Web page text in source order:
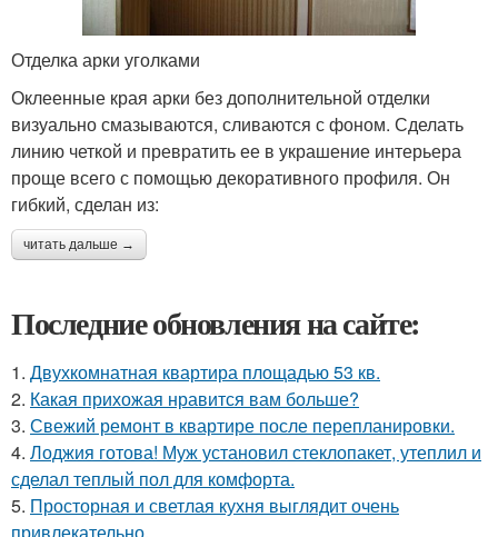
Отделка арки уголками
Оклеенные края арки без дополнительной отделки
визуально смазываются, сливаются с фоном. Сделать
линию четкой и превратить ее в украшение интерьера
проще всего с помощью декоративного профиля. Он
гибкий, сделан из:
читать дальше →
Последние обновления на сайте:
1. Двухкомнатная квартира площадью 53 кв.
2. Какая прихожая нравится вам больше?
3. Свежий ремонт в квартире после перепланировки.
4. Лоджия готова! Муж установил стеклопакет, утеплил и
сделал теплый пол для комфорта.
5. Просторная и светлая кухня выглядит очень